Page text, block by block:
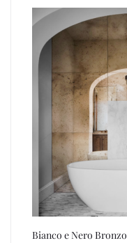
Bianco e Nero Bronzo